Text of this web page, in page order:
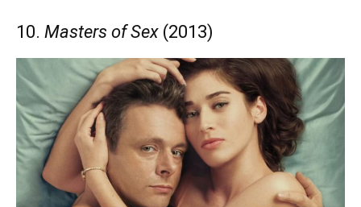
10. Masters of Sex (2013)